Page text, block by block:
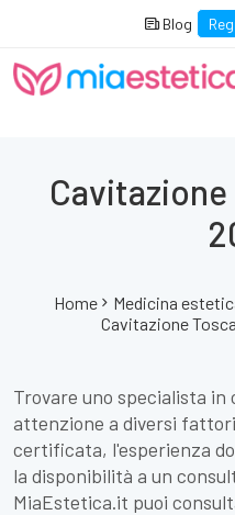
Blog
Home Medicina
Cavitazione
Trovare uno specialista
attenzione a diversi
certificata, l'esperienza
la disponibilità a un
MiaEstetica.it puoi